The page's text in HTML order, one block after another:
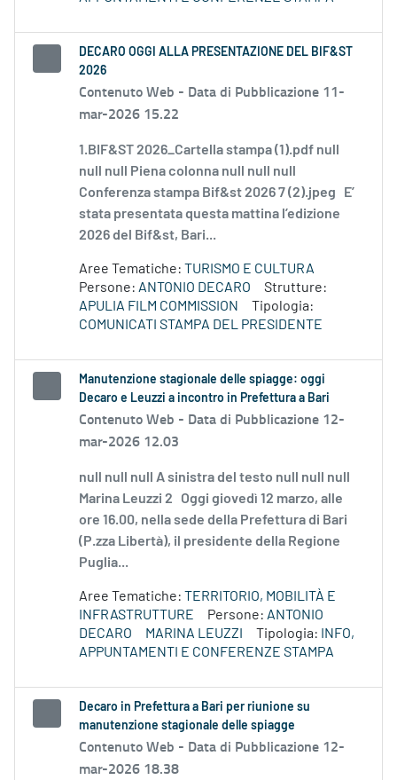
DECARO OGGI ALLA PRESENTAZIONE DEL BIF&ST
2026
Contenuto Web - Data di Pubblicazione 11-
mar-2026 15.22
1.BIF&ST 2026_Cartella stampa (1).pdf null
null null Piena colonna null null null
Conferenza stampa Bif&st 2026 7 (2).jpeg E’
stata presentata questa mattina l’edizione
2026 del Bif&st, Bari...
Aree Tematiche: TURISMO E CULTURA
Persone: ANTONIO DECARO
Strutture:
APULIA FILM COMMISSION
Tipologia:
COMUNICATI STAMPA DEL PRESIDENTE
Manutenzione stagionale delle spiagge: oggi
Decaro e Leuzzi a incontro in Prefettura a Bari
Contenuto Web - Data di Pubblicazione 12-
mar-2026 12.03
null null null A sinistra del testo null null null
Marina Leuzzi 2 Oggi giovedì 12 marzo, alle
ore 16.00, nella sede della Prefettura di Bari
(P.zza Libertà), il presidente della Regione
Puglia...
Aree Tematiche: TERRITORIO, MOBILITÀ E
INFRASTRUTTURE
Persone: ANTONIO
DECARO
MARINA LEUZZI Tipologia:
INFO,
APPUNTAMENTI E CONFERENZE STAMPA
Decaro in Prefettura a Bari per riunione su
manutenzione stagionale delle spiagge
Contenuto Web - Data di Pubblicazione 12-
mar-2026 18.38